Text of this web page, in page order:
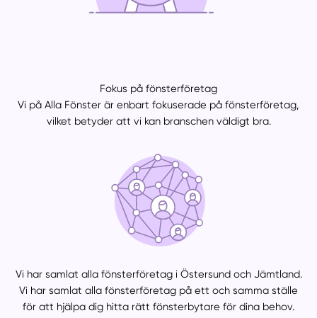
Fokus på fönsterföretag
Vi på Alla Fönster är enbart fokuserade på fönsterföretag,
vilket betyder att vi kan branschen väldigt bra.
Vi har samlat alla fönsterföretag i Östersund och Jämtland.
Vi har samlat alla fönsterföretag på ett och samma ställe
för att hjälpa dig hitta rätt fönsterbytare för dina behov.